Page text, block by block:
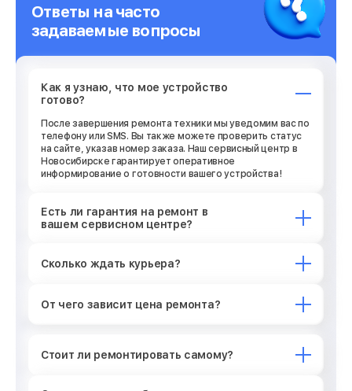
Ответы на часто
задаваемые вопросы
Как я узнаю, что мое устройство
готово?
После завершения ремонта техники мы уведомим вас по
телефону или SMS. Вы также можете проверить статус
на сайте, указав номер заказа. Наш сервисный центр в
Новосибирске гарантирует оперативное
информирование о готовности вашего устройства!
Есть ли гарантия на ремонт в
вашем сервисном центре?
Сколько ждать курьера?
От чего зависит цена ремонта?
Стоит ли ремонтировать самому?